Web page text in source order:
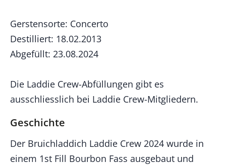
Gerstensorte: Concerto
Destilliert: 18.02.2013
Abgefüllt: 23.08.2024
Die Laddie Crew-Abfüllungen gibt es
ausschliesslich bei Laddie Crew-Mitgliedern.
Geschichte
Der Bruichladdich Laddie Crew 2024 wurde in
einem 1st Fill Bourbon Fass ausgebaut und